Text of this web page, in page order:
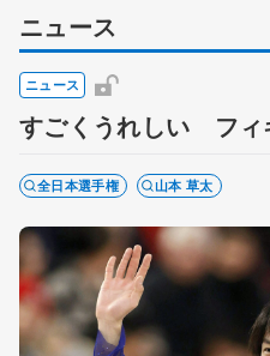
ニュース
ニュース
すごくうれしい フィ
全日本選手権 山本 草太